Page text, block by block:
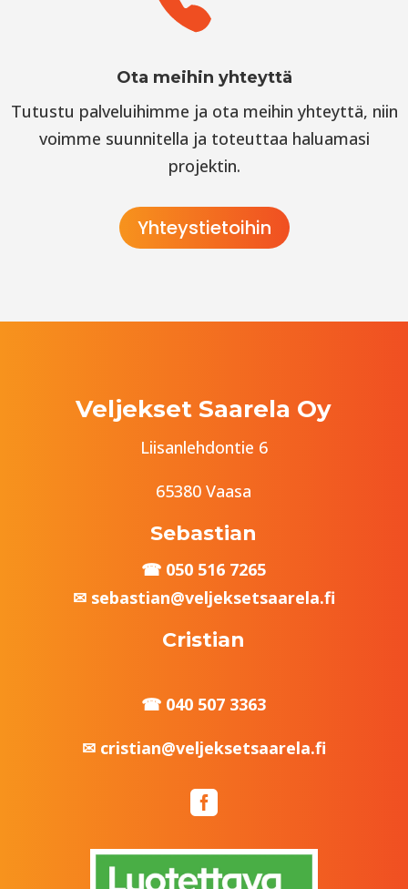
Ota meihin yhteyttä
Tutustu palveluihimme ja ota meihin yhteyttä, niin
voimme suunnitella ja toteuttaa haluamasi
projektin.
Yhteystietoihin
Veljekset Saarela Oy
Liisanlehdontie 6
65380 Vaasa
Sebastian
050 516 7265
sebastian@veljeksetsaarela.fi
Cristian
040 507 3363
cristian@veljeksetsaarela.fi
